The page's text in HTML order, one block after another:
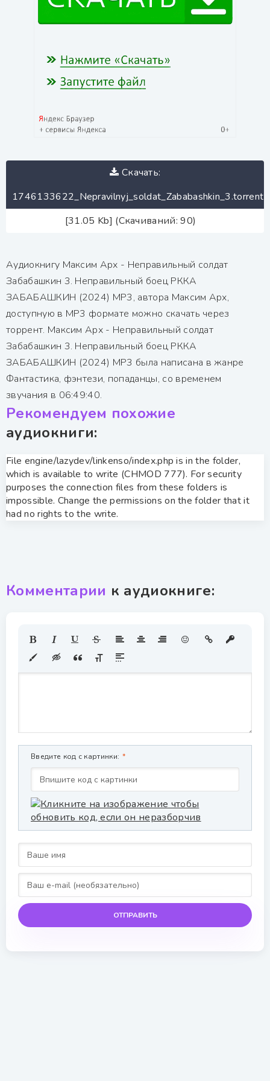
Скачать:
1746133622_Nepravilnyj_soldat_Zababashkin_3.torrent
[31.05 Kb] (Скачиваний: 90)
Аудиокнигу Максим Арх - Неправильный солдат
Забабашкин 3. Неправильный боец РККА
ЗАБАБАШКИН (2024) МР3, автора Максим Арх,
доступную в MP3 формате можно скачать через
торрент. Максим Арх - Неправильный солдат
Забабашкин 3. Неправильный боец РККА
ЗАБАБАШКИН (2024) МР3 была написана в жанре
Фантастика, фэнтези, попаданцы, со временем
звучания в 06:49:40.
Рекомендуем похожие
аудиокниги:
File engine/lazydev/linkenso/index.php is in the folder,
which is available to write (CHMOD 777). For security
purposes the connection files from these folders is
impossible. Change the permissions on the folder that it
had no rights to the write.
Комментарии к аудиокниге:
Введите код с картинки:
ОТПРАВИТЬ